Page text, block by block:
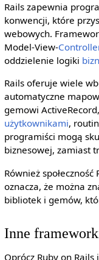
Rails zapewnia
konwencji, które
webowych.
Model-View-
oddzielenie logiki
Rails oferuje wiele
automatyczne
gemowi
użytkownikami,
programiści mogą
biznesowej, zamiast
Również
oznacza, że można
bibliotek i gemów,
Inne
Oprócz Ruby on